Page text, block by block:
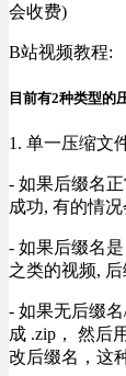
会收费)
B站视频教程:
目前有2种类型的
1. 单一压缩文
- 如果后缀名
成功, 有的情
- 如果后缀名
之类的视频,
- 如果无后缀
成 .zip， 然后
改后缀名，这